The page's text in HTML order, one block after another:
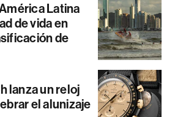
Latina
de vida en
de
lanza un reloj
el alunizaje